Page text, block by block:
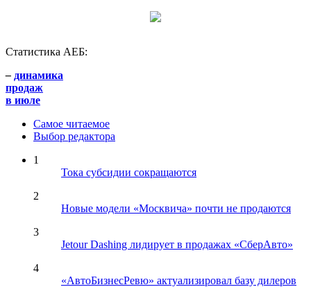
Статистика АЕБ:
– динамика
продаж
в июле
Самое читаемое
Выбор редактора
1
Тока субсидии сокращаются
2
Новые модели «Москвича» почти не продаются
3
Jetour Dashing лидирует в продажах «СберАвто»
4
«АвтоБизнесРевю» актуализировал базу дилеров